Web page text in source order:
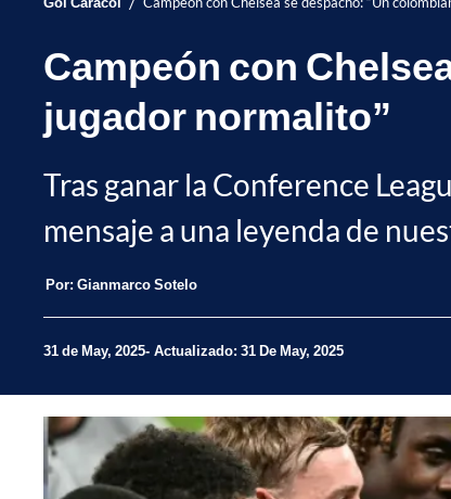
Campeón con
jugador normalito”
Tras ganar la Conference
mensaje a una leyenda de
Por: Gianmarco Sotelo
31 de May, 2025 Actualizado: 31 De May, 2025